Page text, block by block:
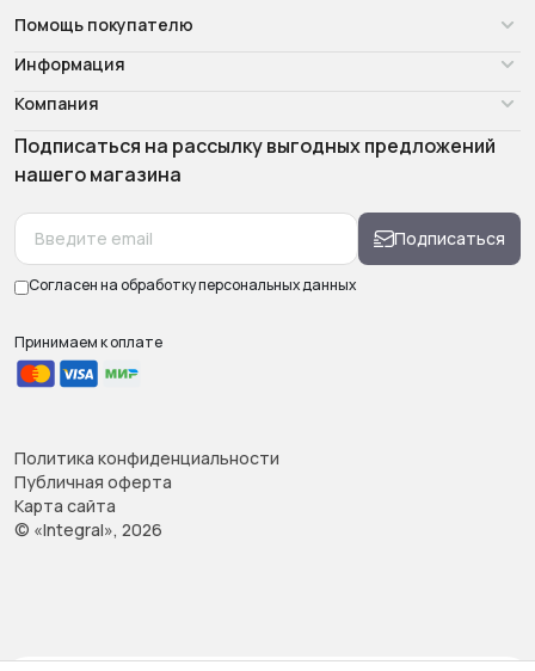
Помощь покупателю
Информация
Компания
Подписаться на рассылку выгодных предложений
нашего магазина
Подписаться
Согласен на обработкуперсональных данных
Принимаем к оплате
Политика конфиденциальности
Публичная оферта
Карта сайта
© «Integral», 2026